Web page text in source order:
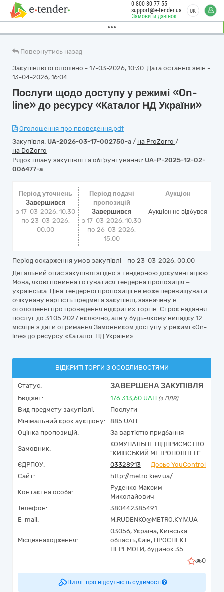
Замовити дзвінок
0 800 30 77 55
support@e-tender.ua
UK
Повернутись назад
Закупівлю оголошено - 17-03-2026, 10:30. Дата останніх змін -
13-04-2026, 16:04
Послуги щодо доступу у режимі «On-
line» до ресурсу «Каталог НД України»
Оголошення про проведення.pdf
Закупівля: UA-2026-03-17-002750-a / на ProZorro /
на DoZorro
Рядок плану закупівлі та обґрунтування: UA-P-2025-12-02-
006477-a
Період уточнень
Завершився
з 17-03-2026, 10:30
по 23-03-2026,
00:00
Період подачі
пропозицій
Завершився
з 17-03-2026, 10:30
по 26-03-2026,
15:00
Аукціон
Аукціон не відбувся
Період оскарження умов закупівлі - по 23-03-2026, 00:00
Детальний опис закупівлі згідно з тендерною документацією.
Мова, якою повинна готуватися тендерна пропозиція –
українська. Ціна тендерної пропозиції не може перевищувати
очікувану вартість предмета закупівлі, зазначену в
оголошенні про проведення відкритих торгів. Строк надання
послуг до 31.05.2027 включно, але у будь-якому випадку 12
місяців з дати отримання Замовником доступу у режимі «On-
line» до ресурсу «Каталог НД України».
ВІДКРИТІ ТОРГИ З ОСОБЛИВОСТЯМИ
Статус: ЗАВЕРШЕНА ЗАКУПІВЛЯ
Бюджет: 176 313,60 UAH (з ПДВ)
Вид предмету закупівлі:
Послуги
Мінімальний крок аукціону:
885 UAH
Оцінка пропозицій:
За вартістю придбання
Замовник:
КОМУНАЛЬНЕ ПІДПРИЄМСТВО
"КИЇВСЬКИЙ МЕТРОПОЛІТЕН"
ЄДРПОУ:
03328913
Досьє YouControl
Сайт:
http://metro.kiev.ua/
Контактна особа:
Руденко Максим
Миколайович
Телефон:
380442385491
E-mail:
M.RUDENKO@METRO.KYIV.UA
Місцезнаходження:
03056, Україна, Київська
область,Київ, ПРОСПЕКТ
ПЕРЕМОГИ, будинок 35
0
Витяг про відсутність судимості